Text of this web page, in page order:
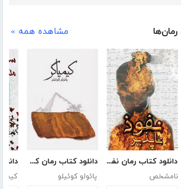
رمان‌ها مشاهده همه »
دانلود کتاب رمان نفوذ ناپذیر
نامشخص
دانلود کتاب رمان کیمیاگر
پائولو کوئیلو کیم